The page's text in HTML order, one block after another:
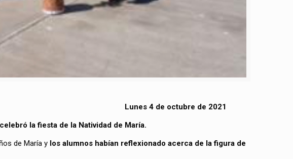
Lunes 4 de octubre de 2021
la fiesta de la Natividad de María.
de María y los alumnos habían reflexionado acerca de la figura de